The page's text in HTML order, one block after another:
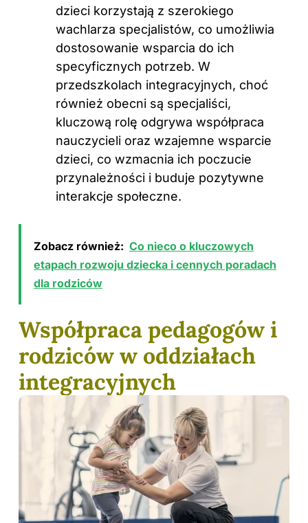
dzieci korzystają z szerokiego
wachlarza specjalistów, co umożliwia
dostosowanie wsparcia do ich
specyficznych potrzeb. W
przedszkolach integracyjnych, choć
również obecni są specjaliści,
kluczową rolę odgrywa współpraca
nauczycieli oraz wzajemne wsparcie
dzieci, co wzmacnia ich poczucie
przynależności i buduje pozytywne
interakcje społeczne.
Zobacz również: Co nieco o kluczowych
etapach rozwoju dziecka i cennych poradach
dla rodziców
Współpraca pedagogów i
rodziców w oddziałach
integracyjnych